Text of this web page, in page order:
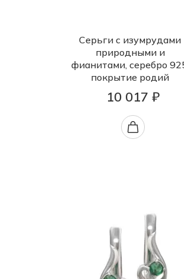
Серьги с изумрудами
природными и
фианитами, серебро
покрытие родий
10 017 ₽